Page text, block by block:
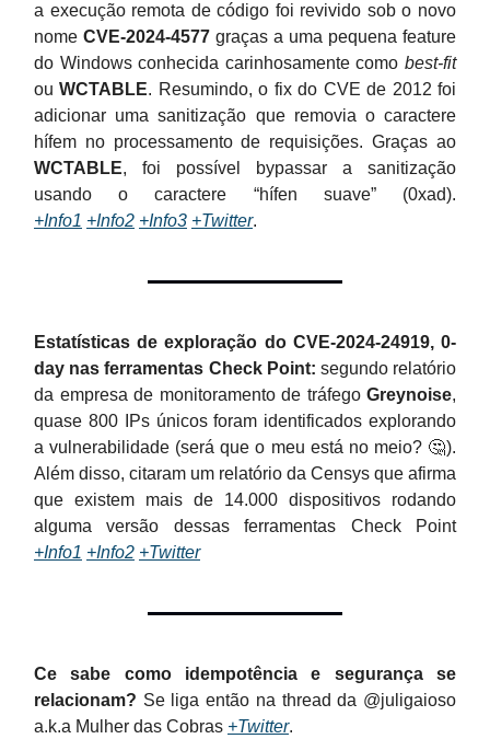
a execução remota de código foi revivido sob o novo
nome CVE-2024-4577 graças a uma pequena feature
do Windows conhecida carinhosamente como best-fit
ouWCTABLE. Resumindo, o fix do CVE de 2012 foi
adicionar uma sanitização que removia o caractere
hífem no processamento de requisições. Graças ao
WCTABLE, foi possível bypassar a sanitização
usando o caractere “hífen suave” (0xad).
+Info1 +Info2 +Info3 +Twitter.
Estatísticas de exploração do CVE-2024-24919, 0-
day nas ferramentas Check Point: segundo relatório
da empresa de monitoramento de tráfego Greynoise,
quase 800 IPs únicos foram identificados explorando
a vulnerabilidade (será que o meu está no meio? 🤔).
Além disso, citaram um relatório da Censys que afirma
que existem mais de 14.000 dispositivos rodando
alguma versão dessas ferramentas Check Point
+Info1 +Info2 +Twitter
Ce sabe como idempotência e segurança se
relacionam? Se liga então na thread da @juligaioso
a.k.a Mulher das Cobras +Twitter.